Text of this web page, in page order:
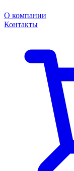
О компании
Контакты